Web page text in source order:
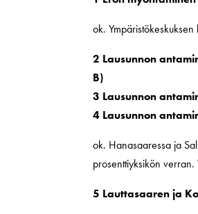
ok.
2 Lausunnon
B)
3 Lausunnon
4 Lausunnon
ok. Hanasaaressa ja
prosenttiyksikön verran.
5 Lauttasaaren ja